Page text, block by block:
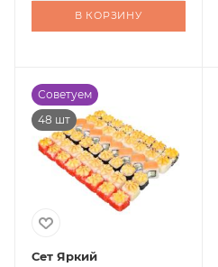
В КОРЗИНУ
Советуем
48 шт
Сет Яркий